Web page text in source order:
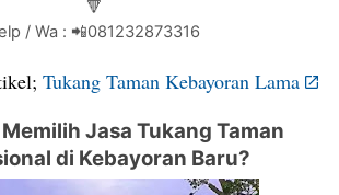
🔻
/ Wa : 📲081232873316
Tukang Taman Kebayoran Lama
Jasa Tukang Taman
di Kebayoran Baru?